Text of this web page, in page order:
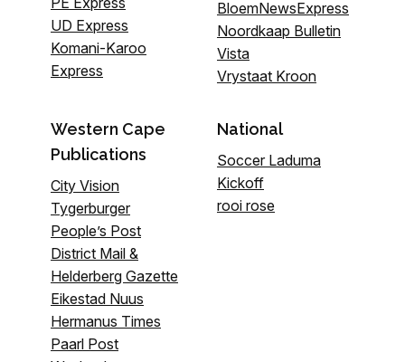
UD Express
Komani-Karoo
Express
BloemNewsExpress
Noordkaap Bulletin
Vista
Vrystaat Kroon
Western Cape
Publications
City Vision
Tygerburger
People’s Post
District Mail &
Helderberg Gazette
Eikestad Nuus
Hermanus Times
Paarl Post
National
Soccer Laduma
Kickoff
rooi rose